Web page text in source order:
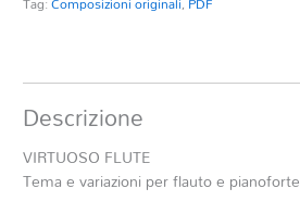
Descrizione
VIRTUOSO FLUTE
Tema e variazioni per flauto e pianoforte